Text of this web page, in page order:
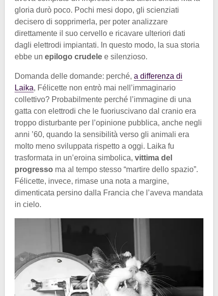
gloria durò poco. Pochi mesi dopo, gli scienziati
decisero di sopprimerla, per poter analizzare
direttamente il suo cervello e ricavare ulteriori dati
dagli elettrodi impiantati. In questo modo, la sua storia
ebbe un epilogo crudele e silenzioso.
Domanda delle domande: perché, a differenza di
Laika, Félicette non entrò mai nell’immaginario
collettivo? Probabilmente perché l’immagine di una
gatta con elettrodi che le fuoriuscivano dal cranio era
troppo disturbante per l’opinione pubblica, anche negli
anni ’60, quando la sensibilità verso gli animali era
molto meno sviluppata rispetto a oggi. Laika fu
trasformata in un’eroina simbolica, vittima del
progresso ma al tempo stesso “martire dello spazio”.
Félicette, invece, rimase una nota a margine,
dimenticata persino dalla Francia che l’aveva mandata
in cielo.